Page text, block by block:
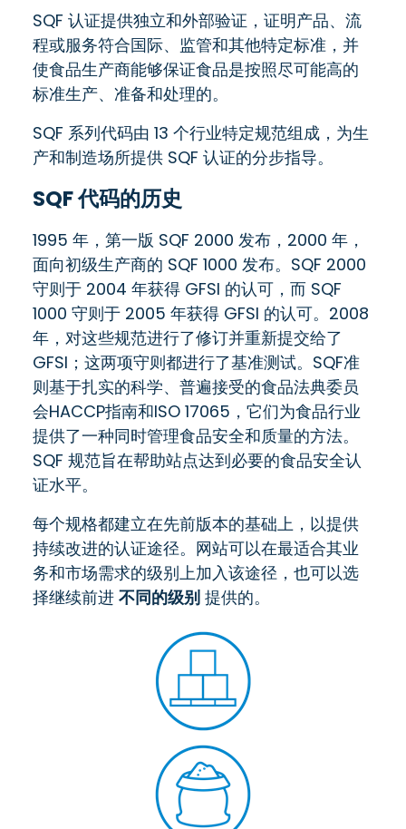
SQF 认证提供独立和外部验证，证明产品、流
程或服务符合国际、监管和其他特定标准，并
使食品生产商能够保证食品是按照尽可能高的
标准生产、准备和处理的。
SQF 系列代码由 13 个行业特定规范组成，为生
产和制造场所提供 SQF 认证的分步指导。
SQF 代码的历史
1995 年，第一版 SQF 2000 发布，2000 年，
面向初级生产商的 SQF 1000 发布。SQF 2000
守则于 2004 年获得 GFSI 的认可，而 SQF
1000 守则于 2005 年获得 GFSI 的认可。2008
年，对这些规范进行了修订并重新提交给了
GFSI；这两项守则都进行了基准测试。SQF准
则基于扎实的科学、普遍接受的食品法典委员
会HACCP指南和ISO 17065，它们为食品行业
提供了一种同时管理食品安全和质量的方法。
SQF 规范旨在帮助站点达到必要的食品安全认
证水平。
每个规格都建立在先前版本的基础上，以提供
持续改进的认证途径。网站可以在最适合其业
务和市场需求的级别上加入该途径，也可以选
择继续前进 不同的级别 提供的。